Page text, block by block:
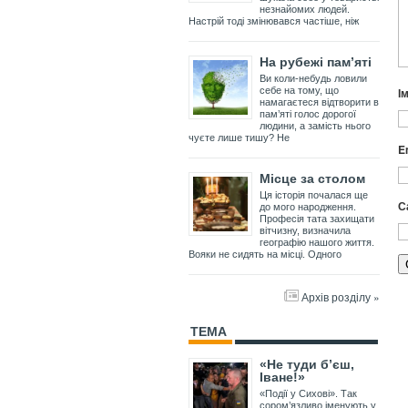
незнайомих людей.
Настрій тоді змінювався частіше, ніж
На рубежі пам’яті
Ви коли-небудь ловили
себе на тому, що
намагаєтеся відтворити в
пам’яті голос дорогої
людини, а замість нього
чуєте лише тишу? Не
Місце за столом
Ця історія почалася ще
до мого народження.
Професія тата захищати
вітчизну, визначила
географію нашого життя.
Вояки не сидять на місці. Одного
Архів розділу »
ТЕМА
«Не туди б’єш,
Іване!»
«Події у Сихові». Так
сором’язливо іменують у